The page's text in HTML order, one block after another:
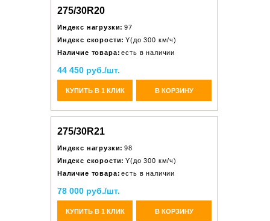
275/30R20
Индекс нагрузки: 97
Индекс скорости: Y(до 300 км/ч)
Наличие товара: есть в наличии
44 450 руб./шт.
КУПИТЬ В 1 КЛИК В КОРЗИНУ
275/30R21
Индекс нагрузки: 98
Индекс скорости: Y(до 300 км/ч)
Наличие товара: есть в наличии
78 000 руб./шт.
КУПИТЬ В 1 КЛИК В КОРЗИНУ